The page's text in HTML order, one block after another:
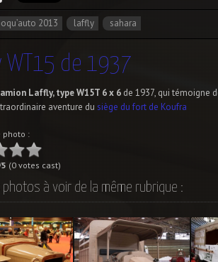
2013 laffly sahara
WT15 de 1937
Laffly, type W15T 6 x 6 de 1937, qui témoigne
aventure du siège du fort de Koufra
photo :
5 (0 votes cast)
photos à voir de la même rubrique :